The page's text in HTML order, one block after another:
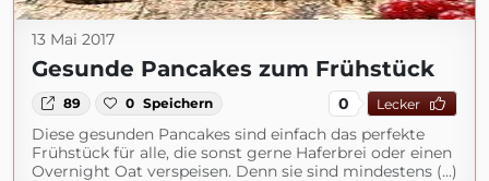
13 Mai 2017
Gesunde Pancakes zum Frühstück
89 0 Speichern 0 Lecker
Diese gesunden Pancakes sind einfach das perfekte
Frühstück für alle, die sonst gerne Haferbrei oder einen
Overnight Oat verspeisen. Denn sie sind mindestens (...)